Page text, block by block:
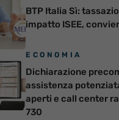
BTP Italia Sì:
impatto ISEE,
ECONOMIA
Dichiarazione
assistenza
aperti e call center
730